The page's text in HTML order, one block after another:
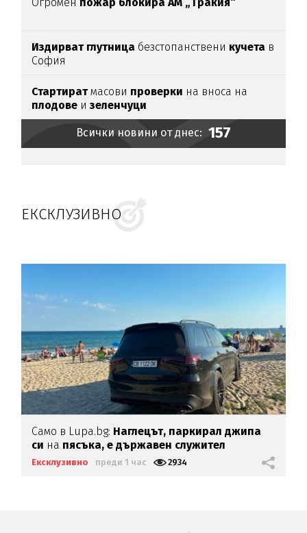
Издирват глутница безстопанствени кучета в
София
Стартиратмасови проверки на вноса на
плодове и зеленчуци
Всички новини от днес: 157
ЕКСКЛУЗИВНО
Само в Lupa.bg: Наглецът, паркирал джипа
си на пясъка, е държавен служител
Ексклузивно преди 1 час 2934